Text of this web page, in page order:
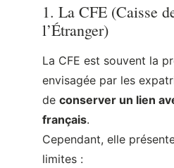
1. La CFE (Caisse
l’Étranger)
La CFE est souvent la
envisagée par les
de conserver un lien
français.
Cependant, elle
limites :